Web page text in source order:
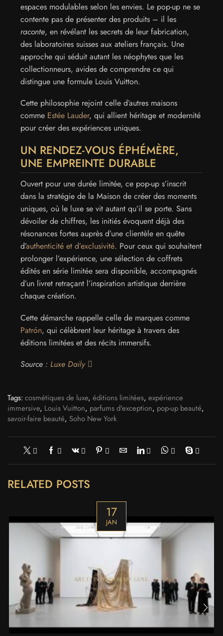
espaces modulables selon les envies. Le pop-up ne se
contente pas de présenter des produits – il les
raconte, en révélant les secrets de leur fabrication,
des laboratoires suisses aux ateliers français. Une
approche qui séduit autant les néophytes que les
collectionneurs, avides de comprendre ce qui
distingue une formule Louis Vuitton.
Cette philosophie rejoint celle d’autres maisons
comme Estée Lauder, qui allient héritage et modernité
pour créer des expériences uniques.
UN RENDEZ-VOUS ÉPHÉMÈRE,
UNE EMPREINTE DURABLE
Ouvert pour une durée limitée, ce pop-up s’inscrit
dans la stratégie de la Maison de créer des moments
uniques, où le luxe se vit autant qu’il se porte. Sans
dévoiler de chiffres, les initiés évoquent déjà des
résonances fortes auprès d’une clientèle en quête
d’authenticité et d’exclusivité. Pour ceux qui souhaitent
prolonger l’expérience, une sélection de coffrets
édités en série limitée sera disponible, accompagnés
d’un livret retraçant l’inspiration artistique derrière
chaque création.
Cette démarche rappelle celle de marques comme
Patrón, qui célèbrent leur héritage à travers des
éditions limitées et des récits immersifs.
Source : Luxe Daily
Tags: cosmétiques de luxe, éditions limitées, expérience
immersive, Louis Vuitton, parfums d'exception, pop-up beauté,
savoir-faire beauté, Soho New York
RELATED POSTS
17
JAN